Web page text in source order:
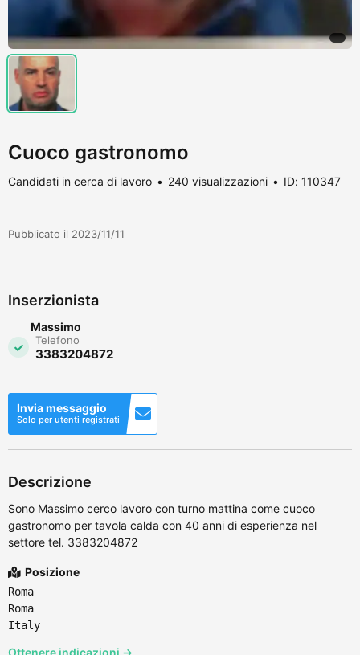
Cuoco gastronomo
Candidati in cerca di lavoro 240 visualizzazioni ID: 110347
Pubblicato il 2023/11/11
Inserzionista
Massimo
Telefono
3383204872
Invia messaggio
Solo per utenti registrati
Descrizione
Sono Massimo cerco lavoro con turno mattina come cuoco
gastronomo per tavola calda con 40 anni di esperienza nel
settore tel. 3383204872
Posizione
Roma
Roma
Italy
Ottenere indicazioni →